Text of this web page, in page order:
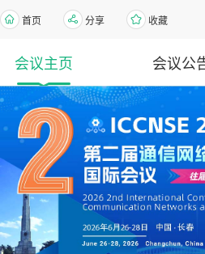
首页 分享 收藏
会议主页 会议公